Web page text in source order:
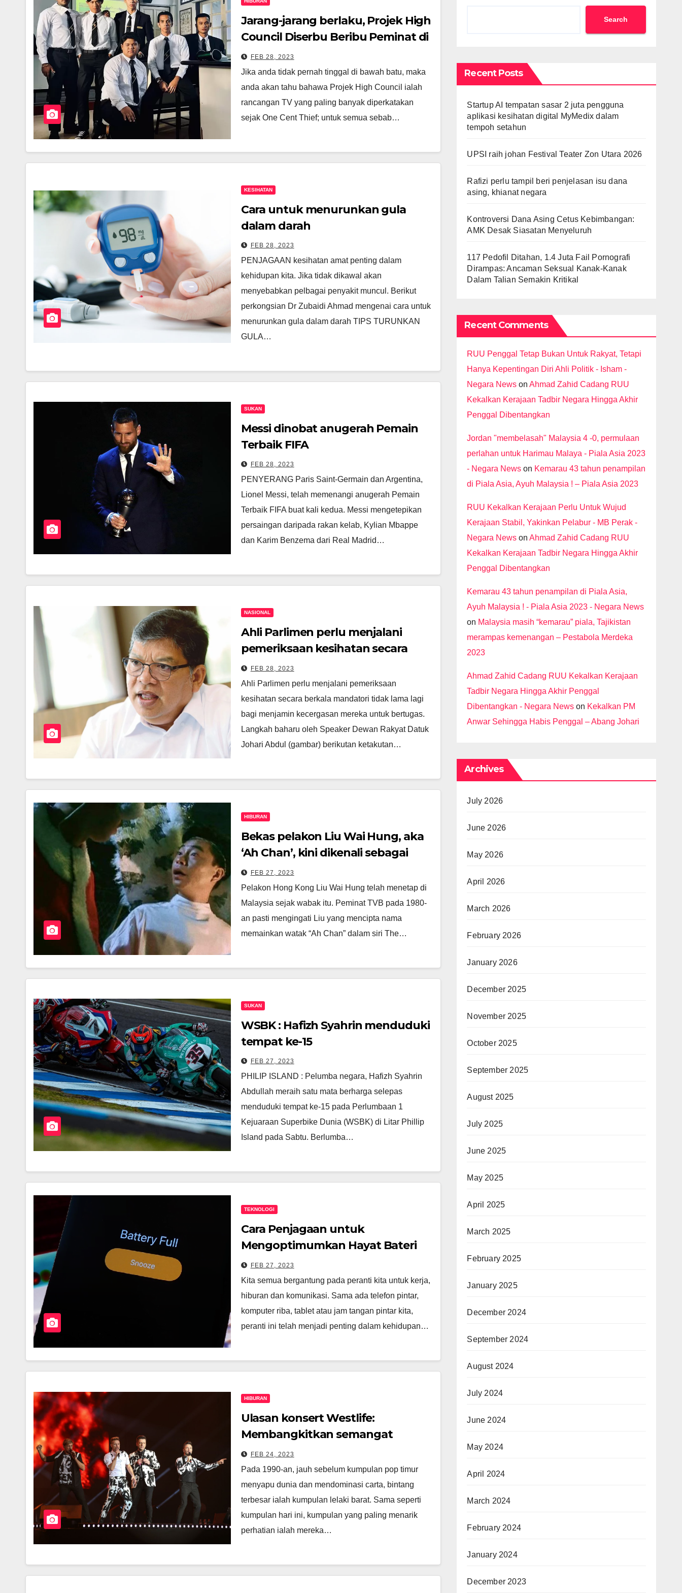
Jarang-jarang berlaku, Projek High
Council Diserbu Beribu Peminat di
KLCC
FEB 28, 2023
Jika anda tidak pernah tinggal di bawah batu, maka
anda akan tahu bahawa Projek High Council ialah
rancangan TV yang paling banyak diperkatakan
sejak One Cent Thief; untuk semua sebab…
KESIHATAN
Cara untuk menurunkan gula
dalam darah
FEB 28, 2023
PENJAGAAN kesihatan amat penting dalam
kehidupan kita. Jika tidak dikawal akan
menyebabkan pelbagai penyakit muncul. Berikut
perkongsian Dr Zubaidi Ahmad mengenai cara untuk
menurunkan gula dalam darah TIPS TURUNKAN
GULA…
SUKAN
Messi dinobat anugerah Pemain
Terbaik FIFA
FEB 28, 2023
PENYERANG Paris Saint-Germain dan Argentina,
Lionel Messi, telah memenangi anugerah Pemain
Terbaik FIFA buat kali kedua. Messi mengetepikan
persaingan daripada rakan kelab, Kylian Mbappe
dan Karim Benzema dari Real Madrid…
NASIONAL
Ahli Parlimen perlu menjalani
pemeriksaan kesihatan secara
berkala
FEB 28, 2023
Ahli Parlimen perlu menjalani pemeriksaan
kesihatan secara berkala mandatori tidak lama lagi
bagi menjamin kecergasan mereka untuk bertugas.
Langkah baharu oleh Speaker Dewan Rakyat Datuk
Johari Abdul (gambar) berikutan ketakutan…
HIBURAN
Bekas pelakon Liu Wai Hung, aka
‘Ah Chan’, kini dikenali sebagai
‘Doktor Durian’ di Malaysia
FEB 27, 2023
Pelakon Hong Kong Liu Wai Hung telah menetap di
Malaysia sejak wabak itu. Peminat TVB pada 1980-
an pasti mengingati Liu yang mencipta nama
memainkan watak “Ah Chan” dalam siri The…
SUKAN
WSBK : Hafizh Syahrin menduduki
tempat ke-15
FEB 27, 2023
PHILIP ISLAND : Pelumba negara, Hafizh Syahrin
Abdullah meraih satu mata berharga selepas
menduduki tempat ke-15 pada Perlumbaan 1
Kejuaraan Superbike Dunia (WSBK) di Litar Phillip
Island pada Sabtu. Berlumba…
TEKNOLOGI
Cara Penjagaan untuk
Mengoptimumkan Hayat Bateri
Peranti iOS dan Android
FEB 27, 2023
Kita semua bergantung pada peranti kita untuk kerja,
hiburan dan komunikasi. Sama ada telefon pintar,
komputer riba, tablet atau jam tangan pintar kita,
peranti ini telah menjadi penting dalam kehidupan…
HIBURAN
Ulasan konsert Westlife:
Membangkitkan semangat
dengan lagu-lagu abadi
FEB 24, 2023
Pada 1990-an, jauh sebelum kumpulan pop timur
menyapu dunia dan mendominasi carta, bintang
terbesar ialah kumpulan lelaki barat. Sama seperti
kumpulan hari ini, kumpulan yang paling menarik
perhatian ialah mereka…
Search
Recent Posts
Startup AI tempatan sasar 2 juta pengguna
aplikasi kesihatan digital MyMedix dalam
tempoh setahun
UPSI raih johan Festival Teater Zon Utara 2026
Rafizi perlu tampil beri penjelasan isu dana
asing, khianat negara
Kontroversi Dana Asing Cetus Kebimbangan:
AMK Desak Siasatan Menyeluruh
117 Pedofil Ditahan, 1.4 Juta Fail Pornografi
Dirampas: Ancaman Seksual Kanak-Kanak
Dalam Talian Semakin Kritikal
Recent Comments
RUU Penggal Tetap Bukan Untuk Rakyat, Tetapi
Hanya Kepentingan Diri Ahli Politik - Isham -
Negara News onAhmad Zahid Cadang RUU
Kekalkan Kerajaan Tadbir Negara Hingga Akhir
Penggal Dibentangkan
Jordan "membelasah" Malaysia 4 -0, permulaan
perlahan untuk Harimau Malaya - Piala Asia 2023
- Negara News on Kemarau 43 tahun penampilan
di Piala Asia, Ayuh Malaysia ! – Piala Asia 2023
RUU Kekalkan Kerajaan Perlu Untuk Wujud
Kerajaan Stabil, Yakinkan Pelabur - MB Perak -
Negara News onAhmad Zahid Cadang RUU
Kekalkan Kerajaan Tadbir Negara Hingga Akhir
Penggal Dibentangkan
Kemarau 43 tahun penampilan di Piala Asia,
Ayuh Malaysia ! - Piala Asia 2023 - Negara News
on Malaysia masih “kemarau” piala, Tajikistan
merampas kemenangan – Pestabola Merdeka
2023
Ahmad Zahid Cadang RUU Kekalkan Kerajaan
Tadbir Negara Hingga Akhir Penggal
Dibentangkan - Negara News on Kekalkan PM
Anwar Sehingga Habis Penggal – Abang Johari
Archives
July 2026
June 2026
May 2026
April 2026
March 2026
February 2026
January 2026
December 2025
November 2025
October 2025
September 2025
August 2025
July 2025
June 2025
May 2025
April 2025
March 2025
February 2025
January 2025
December 2024
September 2024
August 2024
July 2024
June 2024
May 2024
April 2024
March 2024
February 2024
January 2024
December 2023